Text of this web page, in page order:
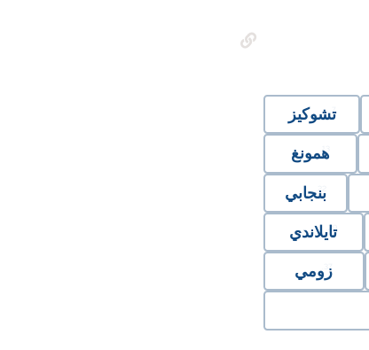
تشوكيز
همونغ
بنجابي
تايلاندي
زومي